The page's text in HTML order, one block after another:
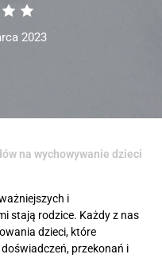
2023
na wychowywanie dzieci
i
stają rodzice. Każdy z nas
dzieci, które
przekonań i